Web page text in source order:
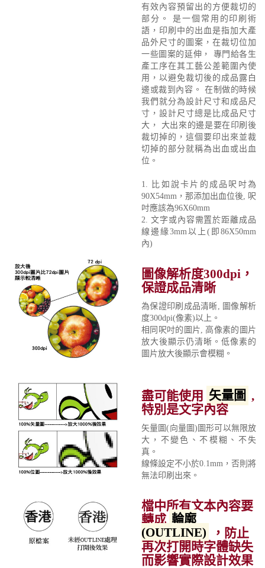
有效內容預留出的方便裁切的
部分。 是一個常用的印刷術
語，印刷中的出血是指加大產
品外尺寸的圖案，在裁切位加
一些圖案的延伸， 專門給各生
產工序在其工藝公差範圍內使
用，以避免裁切後的成品露白
邊或裁到內容。 在制做的時候
我們就分為設計尺寸和成品尺
寸，設計尺寸總是比成品尺寸
大， 大出來的邊是要在印刷後
裁切掉的，這個要印出來並裁
切掉的部分就稱為出血或出血
位。
1. 比如說卡片的成品呎吋為
90X54mm，那添加出血位後, 呎
吋應該為96X60mm
2. 文字或內容需置於距離成品
線邊緣3mm以上(即86X50mm
內)
圖像解析度300dpi，
保證成品清晰
為保證印刷成品清晰, 圖像解析
度300dpi(像素)以上。
相同呎吋的圖片, 高像素的圖片
放大後顯示仍清晰。低像素的
圖片放大後顯示會模糊。
盡可能使用 矢量圖 ,
特別是文字內容
矢量圖(向量圖)圖形可以無限放
大，不變色、不模糊、不失
真。
線條設定不小於0.1mm，否則將
無法印刷出來。
檔中所有文本內容要
轉成 輪廓
(OUTLINE)
，防止
再次打開時字體缺失
而影響實際設計效果